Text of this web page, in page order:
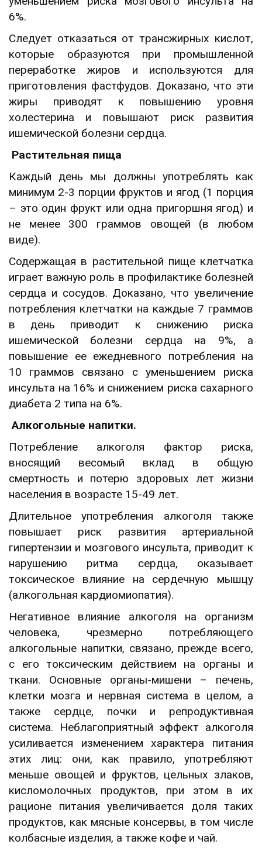
6%.
Следует отказаться от трансжирных кислот,
которые образуются при промышленной
переработке жиров и используются для
приготовления фастфудов. Доказано, что эти
жиры приводят к повышению уровня
холестерина и повышают риск развития
ишемической болезни сердца.
Растительная пища
Каждый день мы должны употреблять как
минимум 2-3 порции фруктов и ягод (1 порция
– это один фрукт или одна пригоршня ягод) и
не менее 300 граммов овощей (в любом
виде).
Содержащая в растительной пище клетчатка
играет важную роль в профилактике болезней
сердца и сосудов. Доказано, что увеличение
потребления клетчатки на каждые 7 граммов
в день приводит к снижению риска
ишемической болезни сердца на 9%, а
повышение ее ежедневного потребления на
10 граммов связано с уменьшением риска
инсульта на 16% и снижением риска сахарного
диабета 2 типа на 6%.
Алкогольные напитки.
Потребление алкоголя фактор риска,
вносящий весомый вклад в общую
смертность и потерю здоровых лет жизни
населения в возрасте 15-49 лет.
Длительное употребления алкоголя также
повышает риск развития артериальной
гипертензии и мозгового инсульта, приводит к
нарушению ритма сердца, оказывает
токсическое влияние на сердечную мышцу
(алкогольная кардиомиопатия).
Негативное влияние алкоголя на организм
человека, чрезмерно потребляющего
алкогольные напитки, связано, прежде всего,
с его токсическим действием на органы и
ткани. Основные органы-мишени – печень,
клетки мозга и нервная система в целом, а
также сердце, почки и репродуктивная
система. Неблагоприятный эффект алкоголя
усиливается изменением характера питания
этих лиц: они, как правило, употребляют
меньше овощей и фруктов, цельных злаков,
кисломолочных продуктов, при этом в их
рационе питания увеличивается доля таких
продуктов, как мясные консервы, в том числе
колбасные изделия, а также кофе и чай.